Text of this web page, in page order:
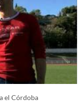
el Córdoba